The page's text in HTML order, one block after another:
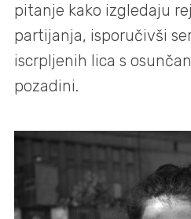
pitanje kako izgledaju
partijanja, isporučivši
iscrpljenih lica s
pozadini.